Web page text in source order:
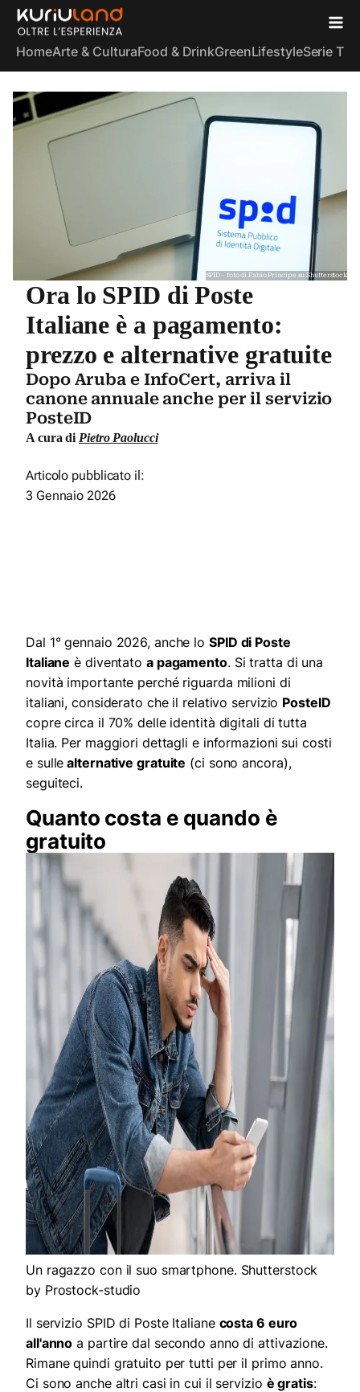
HomeArte & CulturaFood & DrinkGreenLifestyleSerie TV
SPID - foto di Fabio Principe su Shutterstock
Ora lo SPID di Poste
Italiane è a pagamento:
prezzo e alternative gratuite
Dopo Aruba e InfoCert, arriva il
canone annuale anche per il servizio
PosteID
A cura di Pietro Paolucci
Articolo pubblicato il:
3 Gennaio 2026
Dal 1° gennaio 2026, anche lo SPID di Poste
Italiane è diventato a pagamento. Si tratta di una
novità importante perché riguarda milioni di
italiani, considerato che il relativo servizio PosteID
copre circa il 70% delle identità digitali di tutta
Italia. Per maggiori dettagli e informazioni sui costi
e sulle alternative gratuite (ci sono ancora),
seguiteci.
Quanto costa e quando è
gratuito
Un ragazzo con il suo smartphone. Shutterstock
by Prostock-studio
Il servizio SPID di Poste Italiane costa 6 euro
all'anno a partire dal secondo anno di attivazione.
Rimane quindi gratuito per tutti per il primo anno.
Ci sono anche altri casi in cui il servizio è gratis: